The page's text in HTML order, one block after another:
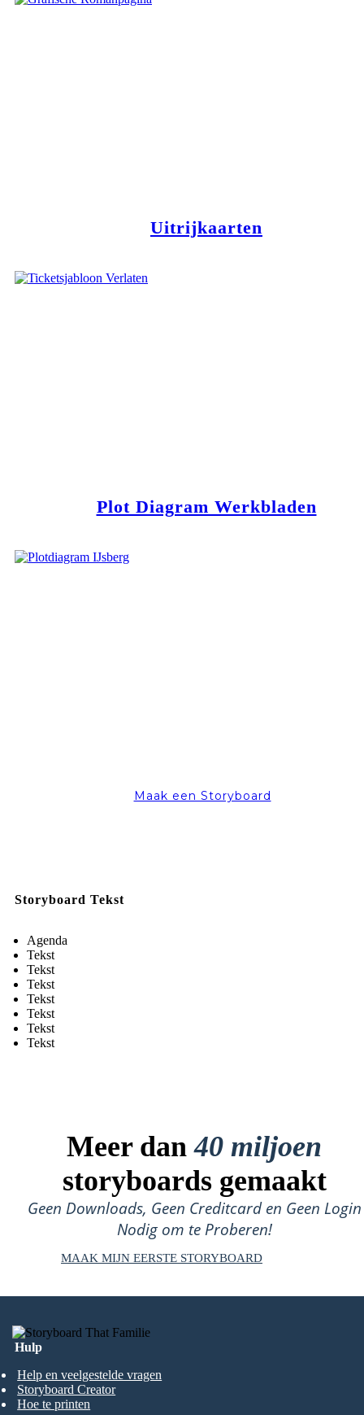
Uitrijkaarten
Plot Diagram Werkbladen
Maak een Storyboard
Storyboard Tekst
Agenda
Tekst
Tekst
Tekst
Tekst
Tekst
Tekst
Tekst
Meer dan40 miljoen
storyboards gemaakt
Geen Downloads, Geen Creditcard en Geen Login
Nodig om te Proberen!
MAAK MIJN EERSTE STORYBOARD
Hulp
Help en veelgestelde vragen
Storyboard Creator
Hoe te printen